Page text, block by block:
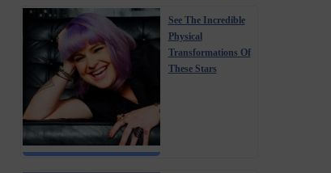
See The Incredible
Physical
Transformations Of
These Stars